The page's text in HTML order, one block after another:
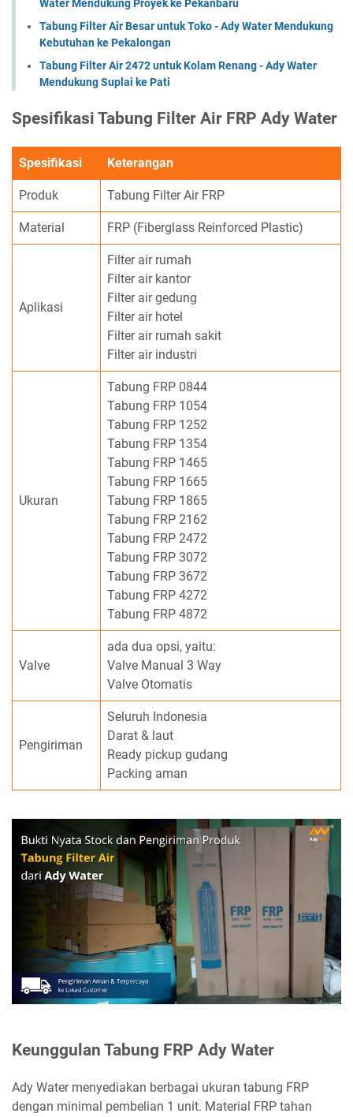
Water Mendukung Proyek ke Pekanbaru
Tabung Filter Air Besar untuk Toko - Ady Water Mendukung
Kebutuhan ke Pekalongan
Tabung Filter Air 2472 untuk Kolam Renang - Ady Water
Mendukung Suplai ke Pati
Spesifikasi Tabung Filter Air FRP Ady Water
Spesifikasi Keterangan
Produk Tabung Filter Air FRP
Material FRP (Fiberglass Reinforced Plastic)
Aplikasi
Filter air rumah
Filter air kantor
Filter air gedung
Filter air hotel
Filter air rumah sakit
Filter air industri
Ukuran
Tabung FRP 0844
Tabung FRP 1054
Tabung FRP 1252
Tabung FRP 1354
Tabung FRP 1465
Tabung FRP 1665
Tabung FRP 1865
Tabung FRP 2162
Tabung FRP 2472
Tabung FRP 3072
Tabung FRP 3672
Tabung FRP 4272
Tabung FRP 4872
Valve
ada dua opsi, yaitu:
Valve Manual 3 Way
Valve Otomatis
Pengiriman
Seluruh Indonesia
Darat & laut
Ready pickup gudang
Packing aman
Keunggulan Tabung FRP Ady Water
Ady Water menyediakan berbagai ukuran tabung FRP
dengan minimal pembelian 1 unit. Material FRP tahan